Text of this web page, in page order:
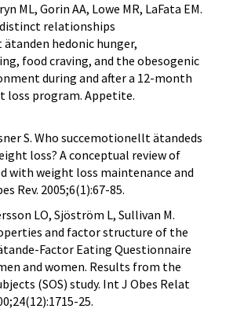
ML, Gorin AA, Lowe MR, LaFata EM.
relationships
hedonic hunger,
food craving, and the obesogenic
during and after a 12-month
loss program. Appetite.
S. Who succemotionellt ätandeds
loss? A conceptual review of
with weight loss maintenance and
Rev. 2005;6(1):67-85.
LO, Sjöström L, Sullivan M.
and factor structure of the
Factor Eating Questionnaire
and women. Results from the
(SOS) study. Int J Obes Relat
25.